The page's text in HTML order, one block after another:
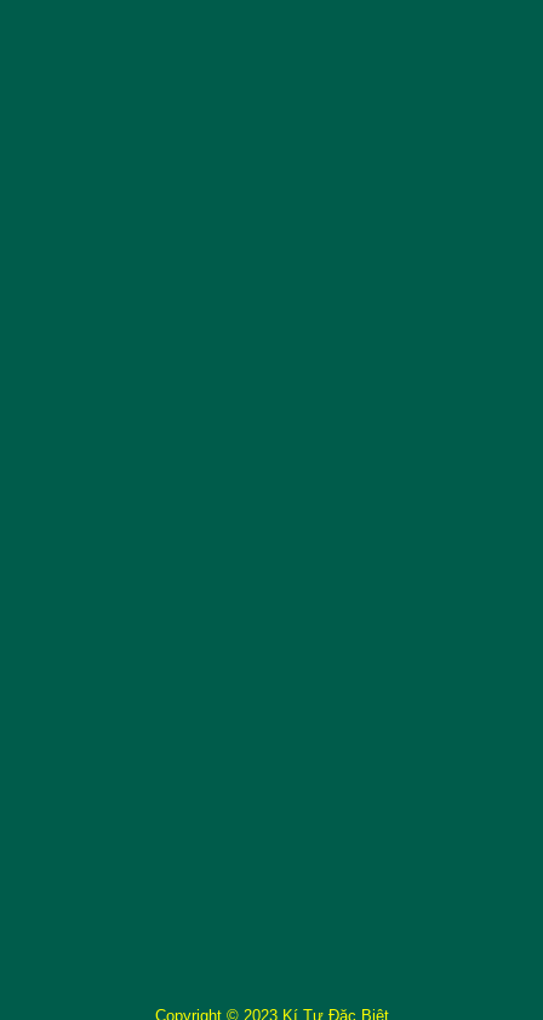
Copyright © 2023 Kí Tự Đặc Biệt